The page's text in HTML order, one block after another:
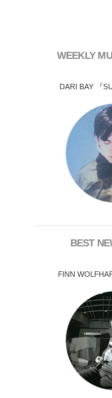
WEEKLY
DARI BAY 『
BEST
FINN